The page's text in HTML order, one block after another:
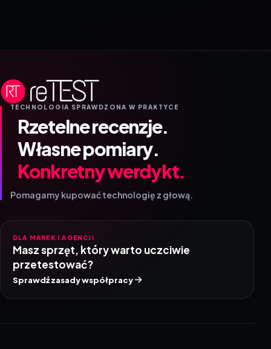
TECHNOLOGIA SPRAWDZONA W PRAKTYCE
Rzetelne recenzje.
Własne pomiary.
Konkretny werdykt.
Pomagamy kupować technologię z głową.
DLA MAREK I AGENCJI
Masz sprzęt, który warto uczciwie
przetestować?
Sprawdź zasady współpracy